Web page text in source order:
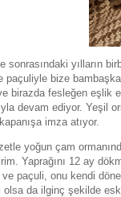
sonrasındaki yılların
paçuliyle bize bambaşka
birazda fesleğen eşlik
devam ediyor. Yeşil
imza atıyor.
yoğun çam
Yaprağını 12 ay
paçuli, onu kendi
olsa da ilginç şekilde